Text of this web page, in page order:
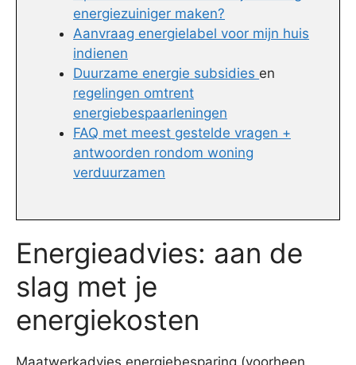
energiezuiniger maken?
Aanvraag energielabel voor mijn huis
indienen
Duurzame energie subsidies en
regelingen omtrent
energiebespaarleningen
FAQ met meest gestelde vragen +
antwoorden rondom woning
verduurzamen
Energieadvies: aan de
slag met je
energiekosten
Maatwerkadvies energiebesparing (voorheen